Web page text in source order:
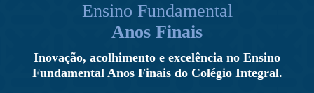
Ensino Fundamental
Anos Finais
Inovação, acolhimento e excelência no Ensino
Fundamental Anos Finais do Colégio Integral.